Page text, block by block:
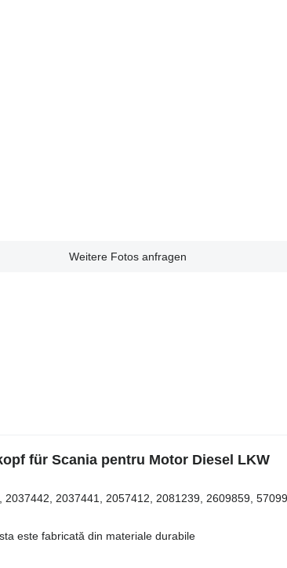
Weitere Fotos anfragen
für Scania pentru Motor Diesel LKW
2037441, 2057412, 2081239, 2609859,
este fabricată din materiale durabile